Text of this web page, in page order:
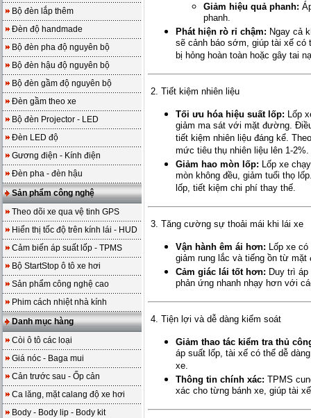
Bộ đèn lắp thêm
Đèn độ handmade
Bộ đèn pha độ nguyên bộ
Bộ đèn hậu độ nguyên bộ
Bộ đèn gầm độ nguyên bộ
Đèn gầm theo xe
Bộ đèn Projector - LED
Đèn LED độ
Gương điện - Kính điện
Đèn pha - đèn hậu
Sản phẩm công nghệ
Theo dõi xe qua vệ tinh GPS
Hiển thị tốc độ trên kính lái - HUD
Cảm biến áp suất lốp - TPMS
Bộ StartStop ô tô xe hơi
Sản phẩm công nghệ cao
Phim cách nhiệt nhà kính
Danh mục hàng
Còi ô tô các loại
Giá nóc - Baga mui
Cản trước sau - Ốp cản
Ca lăng, mặt calang độ xe hơi
Body - Body lip - Body kit
Giảm hiệu quả phanh:
phanh.
Phát hiện rò rỉ chậm: Ngay cả
sẽ cảnh báo sớm, giúp tài xế
bị hỏng hoàn toàn hoặc gây tai
2. Tiết kiệm nhiên liệu
Tối ưu hóa hiệu suất lốp: Lốp
giảm ma sát với mặt đường.
tiết kiệm nhiên liệu đáng kể.
mức tiêu thụ nhiên liệu lên 1-2%.
Giảm hao mòn lốp: Lốp xe
mòn không đều, giảm tuổi thọ
lốp, tiết kiệm chi phí thay thế.
3. Tăng cường sự thoải mái khi lái xe
Vận hành êm ái hơn: Lốp xe
giảm rung lắc và tiếng ồn từ
Cảm giác lái tốt hơn: Duy trì
phản ứng nhanh nhạy hơn với
4. Tiện lợi và dễ dàng kiểm soát
Giảm thao tác kiểm tra thủ
áp suất lốp, tài xế có thể dễ
xe.
Thông tin chính xác: TPMS
xác cho từng bánh xe, giúp tài